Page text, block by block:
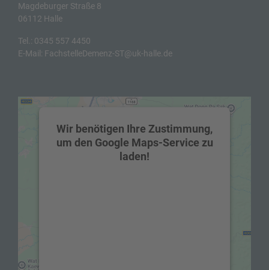
Magdeburger Straße 8
06112 Halle
Tel.: 0345 557 4450
E-Mail: FachstelleDemenz-ST@uk-halle.de
Wir benötigen Ihre Zustimmung,
um den Google Maps-Service zu
laden!